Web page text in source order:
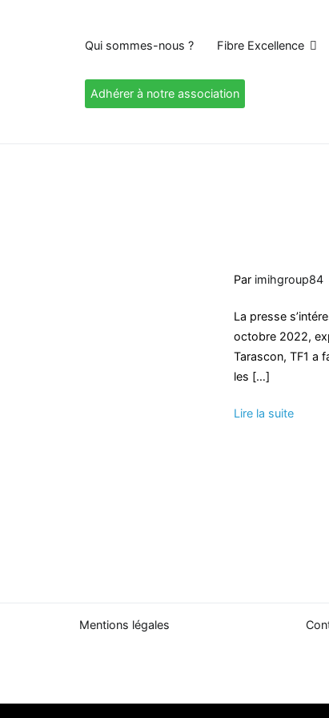
Qui sommes-nous ? Fibre Excellence
Adhérer à notre association
Par imihgroup84
La presse
octobre 2022,
Tarascon, TF1 a
les […]
Lire la suite
Mentions légales